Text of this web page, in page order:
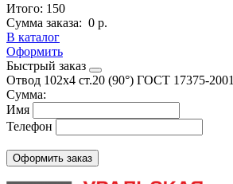
Итого: 150
Сумма заказа: 0 р.
В каталог
Оформить
Быстрый заказ
Отвод 102х4 ст.20 (90°) ГОСТ 17375-2001
Сумма:
Имя
Телефон